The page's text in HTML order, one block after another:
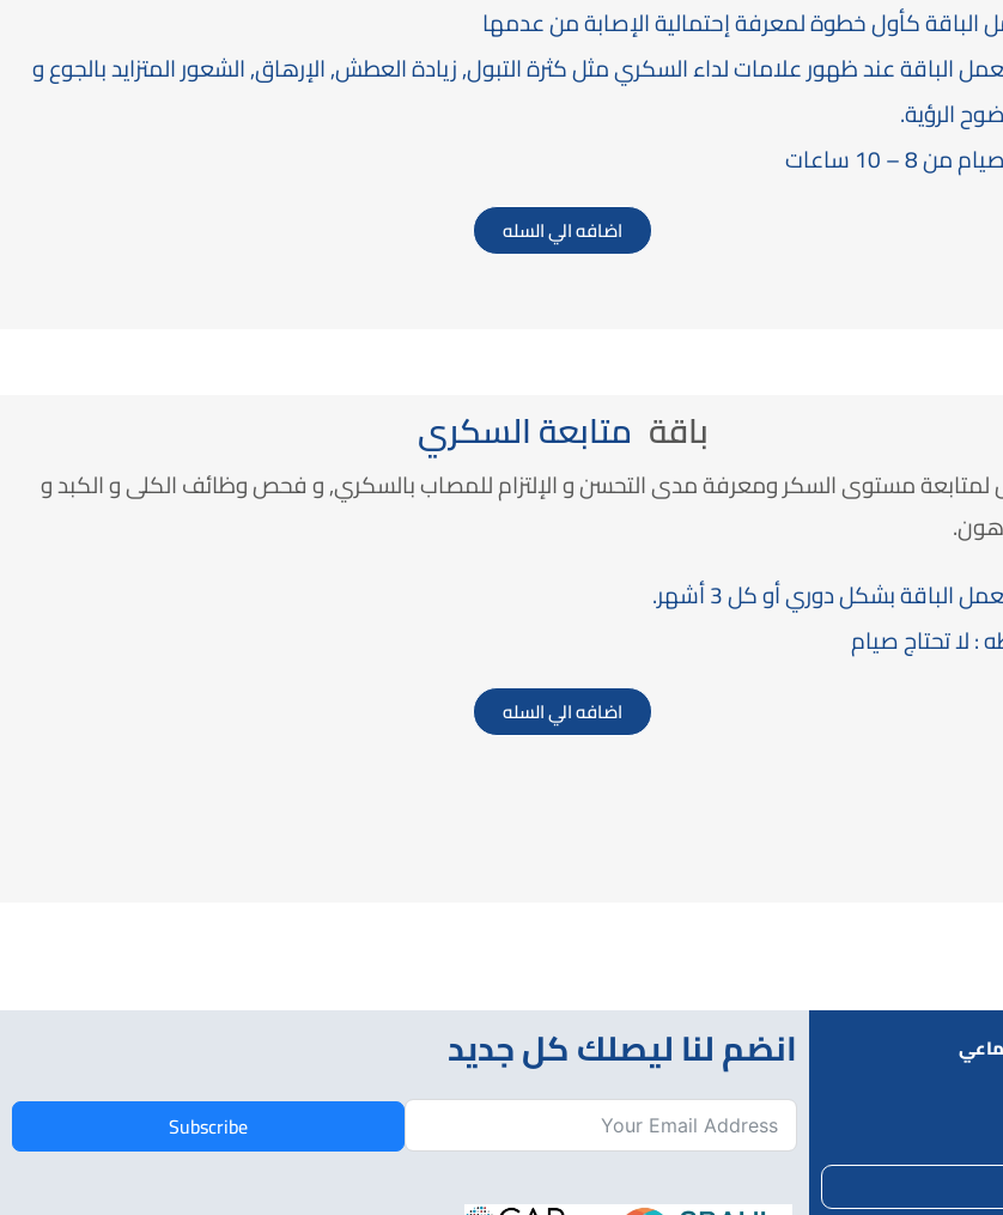
الباقة كأول خطوة لمعرفة إحتمالية الإصابة من عدمها
الباقة عند ظهور علامات لداء السكري مثل كثرة التبول, زيادة العطش, الإرهاق, الشعور المتزايد بالجوع و
الرؤية.
8 – 10 ساعات
اضافه الي السله
باقة متابعة السكري
لمتابعة مستوى السكر ومعرفة مدى التحسن و الإلتزام للمصاب بالسكري, و فحص وظائف الكلى و الكبد و
الباقة بشكل دوري أو كل 3 أشهر.
: لا تحتاج صيام
اضافه الي السله
انضم لنا ليصلك كل جديد
Subscribe